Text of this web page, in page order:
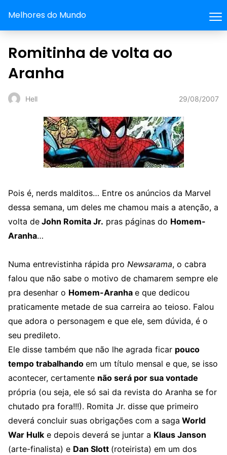
Melhores do Mundo
Romitinha de volta ao
Aranha
Hell 29/08/2007
Pois é, nerds malditos… Entre os anúncios da Marvel
dessa semana, um deles me chamou mais a atenção, a
volta de John Romita Jr. pras páginas do Homem-
Aranha…
Numa entrevistinha rápida pro Newsarama, o cabra
falou que não sabe o motivo de chamarem sempre ele
pra desenhar o Homem-Aranha e que dedicou
praticamente metade de sua carreira ao teioso. Falou
que adora o personagem e que ele, sem dúvida, é o
seu predileto.
Ele disse também que não lhe agrada ficar pouco
tempo trabalhando em um título mensal e que, se isso
acontecer, certamente não será por sua vontade
própria (ou seja, ele só sai da revista do Aranha se for
chutado pra fora!!!). Romita Jr. disse que primeiro
deverá concluir suas obrigações com a saga World
War Hulk e depois deverá se juntar a Klaus Janson
(arte-finalista) e Dan Slott (roteirista) em um dos